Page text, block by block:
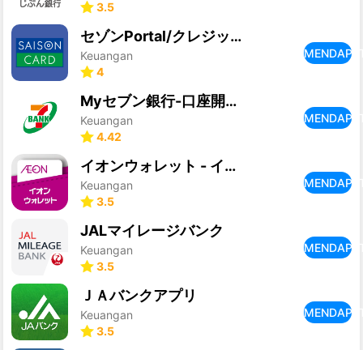
3.5
セゾンPortal/クレジット管理
Keuangan
4
Myセブン銀行-口座開設最短10分
Keuangan
4.42
イオンウォレット - イオンペイはこちら
Keuangan
3.5
JALマイレージバンク
Keuangan
3.5
ＪＡバンクアプリ
Keuangan
3.5